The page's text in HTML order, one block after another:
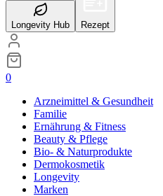
Longevity Hub Rezept
0
Arzneimittel & Gesundheit
Familie
Ernährung & Fitness
Beauty & Pflege
Bio- & Naturprodukte
Dermokosmetik
Longevity
Marken